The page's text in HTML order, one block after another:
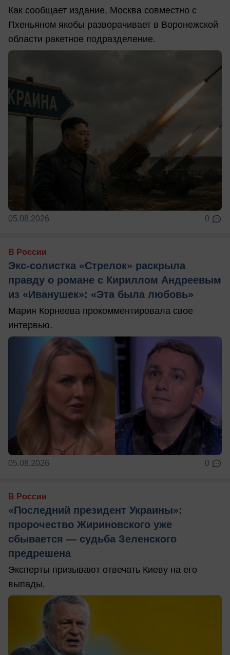
Как сообщает издание, Москва совместно с
Пхеньяном якобы разворачивает в Воронежской
области ракетное подразделение.
05.08.2026 0
В России
Экс-солистка «Стрелок» раскрыла
правду о романе с Кириллом Андреевым
из «Иванушек»: «Эта была любовь»
Мария Корнеева прокомментировала свое
интервью.
05.08.2026 0
В России
«Последний президент Украины»:
пророчество Жириновского уже
сбывается — судьба Зеленского
предрешена
Эксперты призывают отвечать Киеву на его
выпады.